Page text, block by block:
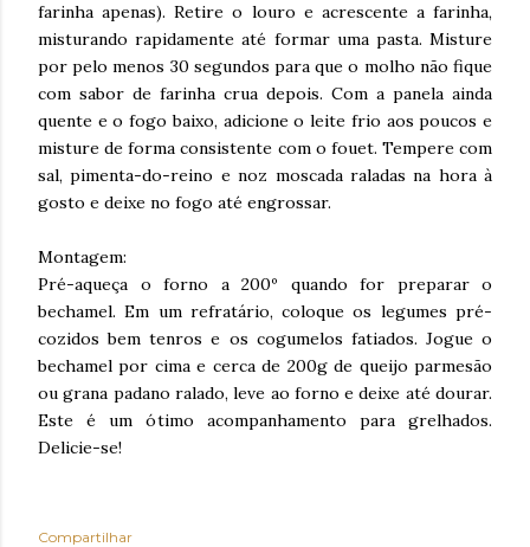
farinha apenas). Retire o louro e acrescente a farinha,
misturando rapidamente até formar uma pasta. Misture
por pelo menos 30 segundos para que o molho não fique
com sabor de farinha crua depois. Com a panela ainda
quente e o fogo baixo, adicione o leite frio aos poucos e
misture de forma consistente com o fouet. Tempere com
sal, pimenta-do-reino e noz moscada raladas na hora à
gosto e deixe no fogo até engrossar.
Montagem:
Pré-aqueça o forno a 200º quando for preparar o
bechamel. Em um refratário, coloque os legumes pré-
cozidos bem tenros e os cogumelos fatiados. Jogue o
bechamel por cima e cerca de 200g de queijo parmesão
ou grana padano ralado, leve ao forno e deixe até dourar.
Este é um ótimo acompanhamento para grelhados.
Delicie-se!
Compartilhar